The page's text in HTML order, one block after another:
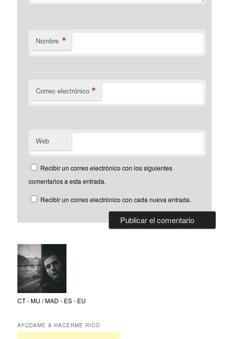
Nombre *
Correo electrónico *
Web
Recibir un correo electrónico con los siguientes
comentarios a esta entrada.
Recibir un correo electrónico con cada nueva entrada.
CT - MU / MAD - ES - EU
AYÚDAME A HACERME RICO